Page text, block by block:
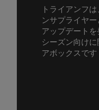
トライアンフ
ンサプライヤ
アップデート
シーズン向け
アボックスです